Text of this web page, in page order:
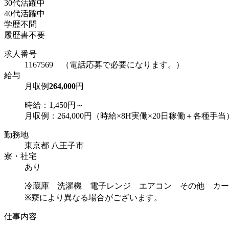
30代活躍中
40代活躍中
学歴不問
履歴書不要
求人番号
1167569 （電話応募で必要になります。）
給与
月収例264,000円
時給：1,450円～
月収例：264,000円（時給×8H実働×20日稼働＋各種手当
勤務地
東京都 八王子市
寮・社宅
あり
冷蔵庫 洗濯機 電子レンジ エアコン その他 カー
※寮により異なる場合がございます。
仕事内容